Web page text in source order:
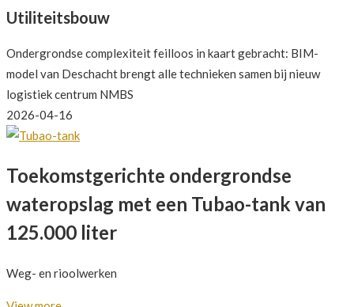
Utiliteitsbouw
Ondergrondse complexiteit feilloos in kaart gebracht: BIM-
model van Deschacht brengt alle technieken samen bij nieuw
logistiek centrum NMBS
2026-04-16
Toekomstgerichte ondergrondse
wateropslag met een Tubao-tank van
125.000 liter
Weg- en rioolwerken